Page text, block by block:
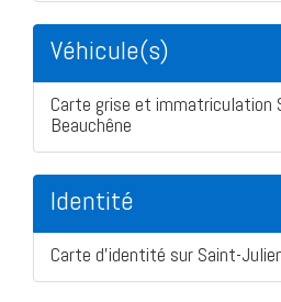
Véhicule(s)
Carte grise et immatriculation
Beauchêne
Identité
Carte d'identité sur Saint-